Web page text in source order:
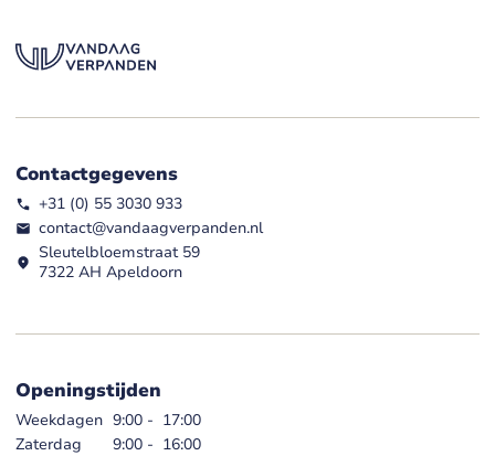
Contactgegevens
+31 (0) 55 3030 933
contact@vandaagverpanden.nl
Sleutelbloemstraat 59
7322 AH Apeldoorn
Openingstijden
Weekdagen 9:00 - 17:00
Zaterdag
9:00 - 16:00